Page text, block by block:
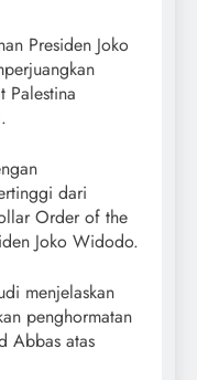
Presiden Joko
Palestina
dari
Order of the
Joko Widodo.
menjelaskan
penghormatan
Abbas atas